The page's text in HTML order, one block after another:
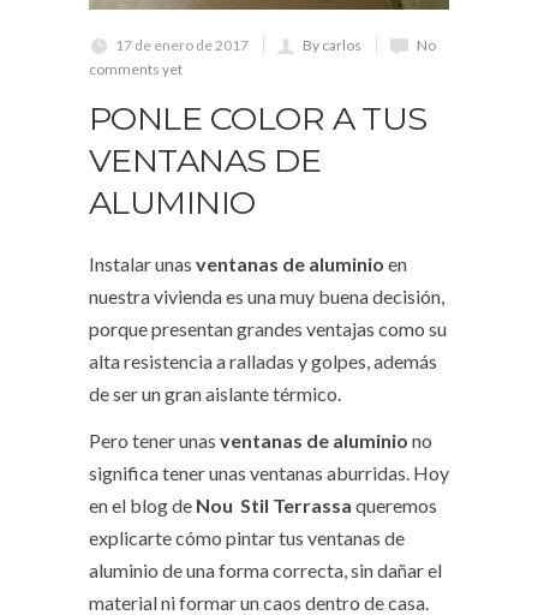
17 de enero de 2017 By carlos
No
comments yet
PONLE COLOR A TUS
VENTANAS DE
ALUMINIO
Instalar unas ventanas de aluminio en
nuestra vivienda es una muy buena decisión,
porque presentan grandes ventajas como su
alta resistencia a ralladas y golpes, además
de ser un gran aislante térmico.
Pero tener unas ventanas de aluminio no
significa tener unas ventanas aburridas. Hoy
en el blog de Nou Stil Terrassa queremos
explicarte cómo pintar tus ventanas de
aluminio de una forma correcta, sin dañar el
material ni formar un caos dentro de casa.